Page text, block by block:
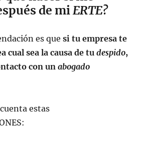
de miERTE?
es quesi tu empresa te
cual sea la causa de tudespido,
con unabogado
estas